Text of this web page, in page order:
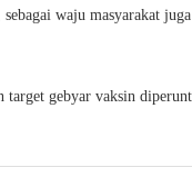
waju masyarakat
gebyar vaksin